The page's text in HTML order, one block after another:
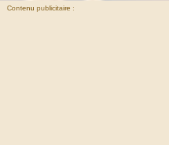
Contenu publicitaire :